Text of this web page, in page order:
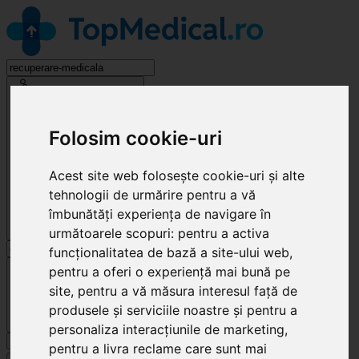
Folosim cookie-uri
Acest site web folosește cookie-uri și alte
tehnologii de urmărire pentru a vă
îmbunătăți experiența de navigare în
următoarele scopuri: pentru a activa
funcționalitatea de bază a site-ului web,
pentru a oferi o experiență mai bună pe
site, pentru a vă măsura interesul față de
produsele și serviciile noastre și pentru a
personaliza interacțiunile de marketing,
pentru a livra reclame care sunt mai